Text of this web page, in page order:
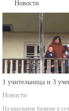
Новости
1 учительница и 3
Новости
На школьном балконе в